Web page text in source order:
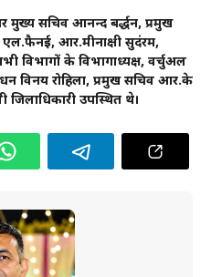
मुख्य सचिव आनन्द बर्द्धन, प्रमुख
एल.फैनई, आर.मीनाक्षी सुदंरम,
विभागों के विभागाध्यक्ष, वर्चुअल
विनय रोहिला, प्रमुख सचिव आर.के
उपस्थित थे।